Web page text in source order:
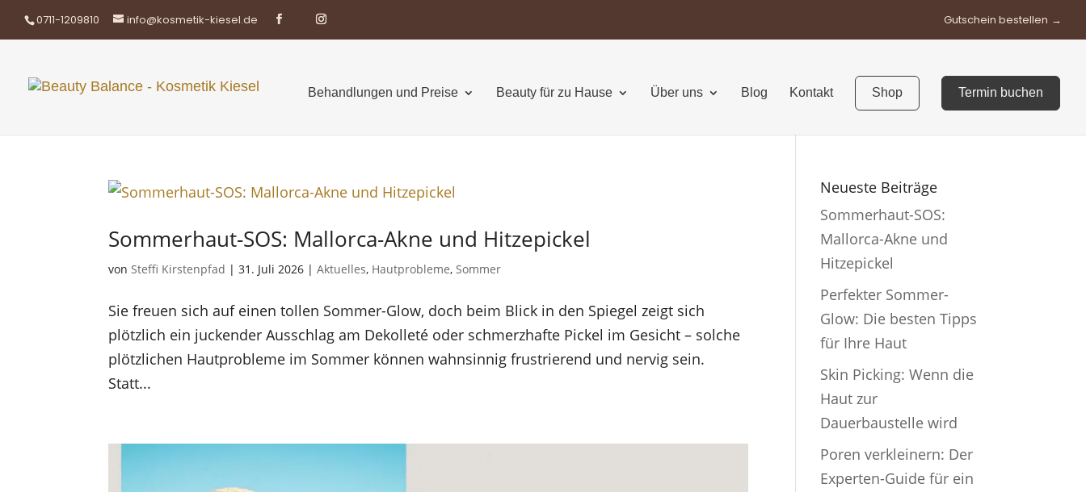
0711-1209810 info@kosmetik-kiesel.de Gutschein bestellen
Behandlungen und Preise Beauty für zu Hause Über uns Blog Kontakt Shop Termin buchen
Sommerhaut-SOS: Mallorca-Akne und Hitzepickel
vonSteffi Kirstenpfad |31. Juli 2026 |Aktuelles, Hautprobleme,Sommer
Sie freuen sich auf einen tollen Sommer-Glow, doch beim Blick in den Spiegel zeigt sich
plötzlich ein juckender Ausschlag am Dekolleté oder schmerzhafte Pickel im Gesicht – solche
plötzlichen Hautprobleme im Sommer können wahnsinnig frustrierend und nervig sein.
Statt...
Neueste Beiträge
Sommerhaut-SOS:
Mallorca-Akne und
Hitzepickel
Perfekter Sommer-
Glow: Die besten Tipps
für Ihre Haut
Skin Picking: Wenn die
Haut zur
Dauerbaustelle wird
Poren verkleinern: Der
Experten-Guide für ein